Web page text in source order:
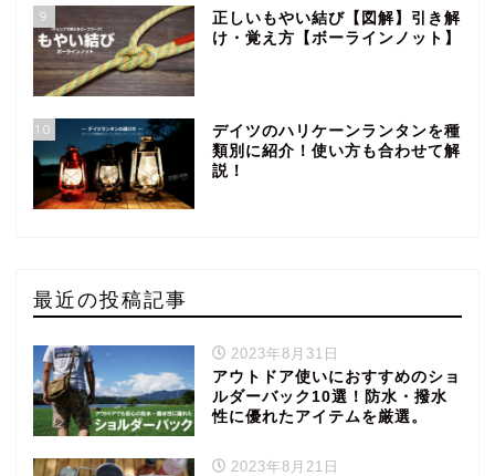
9
正しいもやい結び【図解】引き解
け・覚え方【ボーラインノット】
10
デイツのハリケーンランタンを種
類別に紹介！使い方も合わせて解
説！
最近の投稿記事
2023年8月31日
アウトドア使いにおすすめのショ
ルダーバック10選！防水・撥水
性に優れたアイテムを厳選。
2023年8月21日